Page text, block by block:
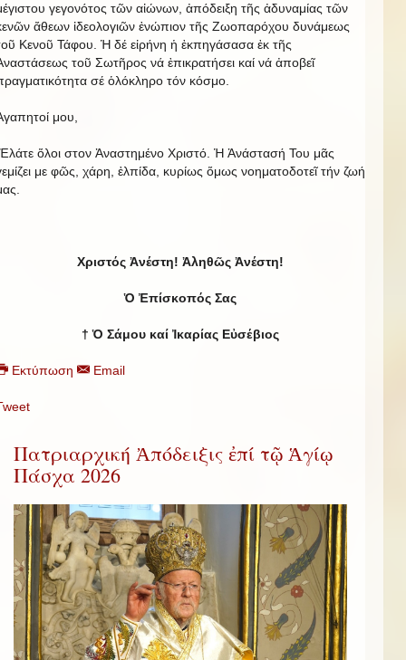
γεγονότος τῶν αἰώνων, ἀπόδειξη τῆς ἀδυναμίας τῶν
ἄθεων ἰδεολογιῶν ἐνώπιον τῆς Ζωοπαρόχου δυνάμεως
Κενοῦ Τάφου. Ἡ δέ εἰρήνη ἡ ἐκπηγάσασα ἐκ τῆς
τοῦ Σωτῆρος νά ἐπικρατήσει καί νά ἀποβεῖ
σέ ὁλόκληρο τόν κόσμο.
μου,
ὅλοι στον Ἀναστημένο Χριστό. Ἡ Ἀνάστασή Του μᾶς
με φῶς, χάρη, ἐλπίδα, κυρίως ὅμως νοηματοδοτεῖ τήν ζωή
Χριστός Ἀνέστη! Ἀληθῶς Ἀνέστη!
Ὁ Ἐπίσκοπός Σας
† Ὁ Σάμου καί Ἰκαρίας Εὐσέβιος
Εκτύπωση Email
Πατριαρχική Ἀπόδειξις ἐπί τῷ Ἁγίῳ
Πάσχα 2026